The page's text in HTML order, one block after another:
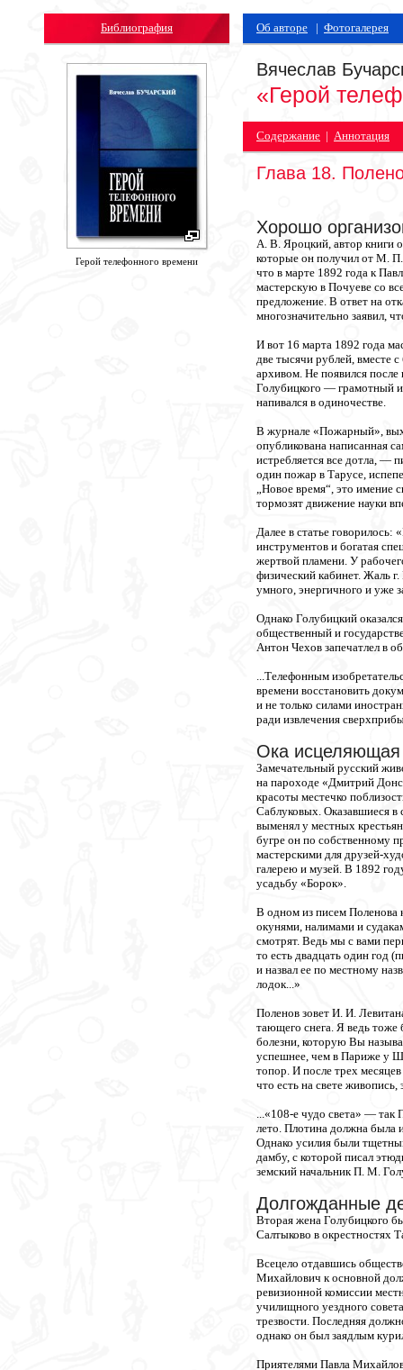
Библиография
Герой телефонного времени
Об авторе | Фотогалерея
Вячеслав
«Герой
Содержание | Аннотация
Глава 18.
Хорошо
А. В. Яроцкий, автор книги
которые он получил от М. П.
что в марте 1892 года к
мастерскую в Почуеве со
предложение. В ответ на
многозначительно заявил,
И вот 16 марта 1892 года
две тысячи рублей, вместе
архивом. Не появился
Голубицкого — грамотный и
напивался в одиночестве.
В журнале «Пожарный»,
опубликована написанная
истребляется все дотла, —
один пожар в Тарусе,
„Новое время“, это имение
тормозят движение науки
Далее в статье говорилось:
инструментов и богатая
жертвой пламени. У
физический кабинет. Жаль г.
умного, энергичного и уже
Однако Голубицкий
общественный и
Антон Чехов запечатлел в
...Телефонным
времени восстановить
и не только силами
ради извлечения
Ока исцеляющая
Замечательный русский
на пароходе «Дмитрий
красоты местечко
Саблуковых. Оказавшиеся в
выменял у местных
бугре он по собственному
мастерскими для друзей-
галерею и музей. В 1892
усадьбу «Борок».
В одном из писем Поленова
окунями, налимами и
смотрят. Ведь мы с вами
то есть двадцать один год
и назвал ее по местному
лодок...»
Поленов зовет И. И.
тающего снега. Я ведь
болезни, которую Вы
успешнее, чем в Париже у
топор. И после трех
что есть на свете живопись,
...«108-е чудо света» — так
лето. Плотина должна была
Однако усилия были
дамбу, с которой писал
земский начальник П. М.
Долгожданные
Вторая жена Голубицкого
Салтыково в окрестностях
Всецело отдавшись
Михайлович к основной
ревизионной комиссии
училищного уездного
трезвости. Последняя
однако он был заядлым
Приятелями Павла